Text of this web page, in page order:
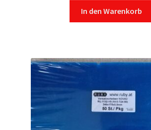
In den Warenkorb